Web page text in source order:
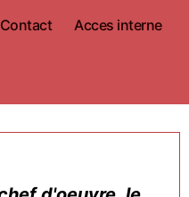
Contact Acces interne